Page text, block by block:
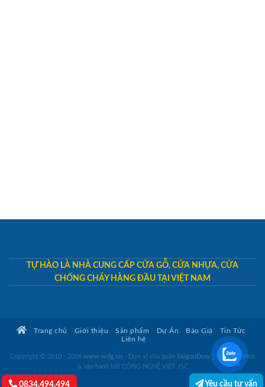
TỰ HÀO LÀ NHÀ CUNG CẤP CỬA GỖ, CỬA NHỰA, CỬA
CHỐNG CHÁY HÀNG ĐẦU TẠI VIỆT NAM
Trang chủ Giới thiệu Sản phẩm Dự Án Báo Giá
Tin Tức
Liên hệ
Copyright © 2010 - 2026 www.wdg.vn - Đơn vị chủ quản SaigonDoor
Thiết kế Web
& Vận hành bởi CÔNG NGHỆ VIỆT JSC
0834.494.494 Yêu cầu tư vấn